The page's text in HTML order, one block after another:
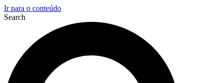
Ir para o conteúdo
Search